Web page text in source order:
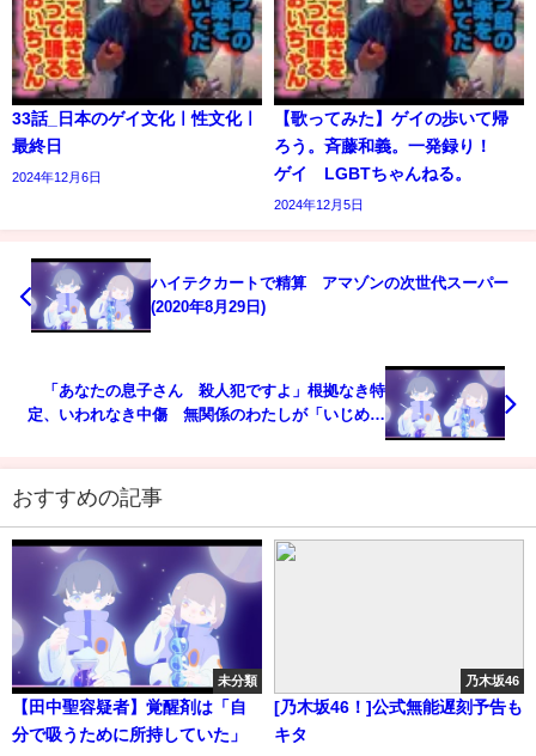
33話_日本のゲイ文化ㅣ性文化ㅣ
最終日
2024年12月6日
【歌ってみた】ゲイの歩いて帰
ろう。斉藤和義。一発録り！
ゲイ LGBTちゃんねる。
2024年12月5日
ハイテクカートで精算 アマゾンの次世代スーパー
(2020年8月29日)
「あなたの息子さん 殺人犯ですよ」根拠なき特
定、いわれなき中傷 無関係のわたしが「いじめ加
おすすめの記事
未分類
【田中聖容疑者】覚醒剤は「自
分で吸うために所持していた」
乃木坂46
[乃木坂46！]公式無能遅刻予告も
キタ